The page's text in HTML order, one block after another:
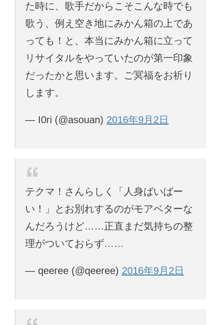
た時に、歌手だからこそこんな時でも
歌う、例え空き地にみかん箱の上であ
っても！と、本当にみかん箱に立って
リサイタルをやっていたのが第一印象
だったかと思います。ご冥福をお祈り
します。
— I0ri (@asouan) 2016年9月2日
テクマ！さんらしく「人身ばいばー
い！」とお別れするのがモアベターな
んだろうけど……正直まだ気持ちの整
理がついておらず……
— qeeree (@qeeree) 2016年9月2日